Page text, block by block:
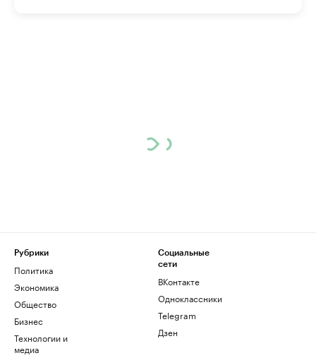
Рубрики
Политика
Экономика
Общество
Бизнес
Технологии и
медиа
Социальные
сети
ВКонтакте
Одноклассники
Telegram
Дзен